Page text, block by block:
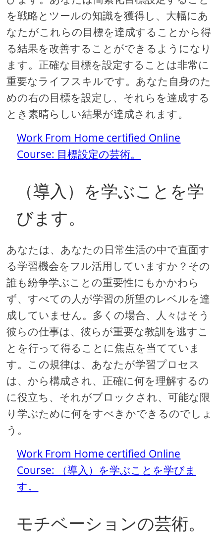
を戦略とツールの知識を獲得し、大幅にあ
なたがこれらの目標を達成することから得
る結果を改善することができるようになり
ます。正確な目標を設定することは非常に
重要なライフスキルです。あなた自身のた
めの右の目標を設定し、それらを達成する
とき素晴らしい結果が達成されます。
Work From Home certified Online
Course: 目標設定の芸術。
（導入）を学ぶことを学
びます。
あなたは、あなたの日常生活の中で直面す
る学習機会をフル活用していますか？その
誰も紛争学ぶことの重要性にもかかわら
ず、すべての人が学習の所望のレベルを達
成していません。多くの場合、人々はそう
彼らの仕事は、彼らが重要な教訓を逃すこ
とを行って得ることに焦点を当てていま
す。この規律は、あなたが学習プロセス
は、から構成され、正確に何を理解するの
に役立ち、それがブロックされ、可能な限
り学ぶために何をすべきかできるのでしょ
う。
Work From Home certified Online
Course: （導入）を学ぶことを学びま
す。
モチベーションの芸術。